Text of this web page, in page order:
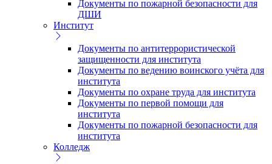
Документы по пожарной безопасности для
ДШИ
Институт
Документы по антитеррористической
защищенности для института
Документы по ведению воинского учёта для
института
Документы по охране труда для института
Документы по первой помощи для
института
Документы по пожарной безопасности для
института
Колледж